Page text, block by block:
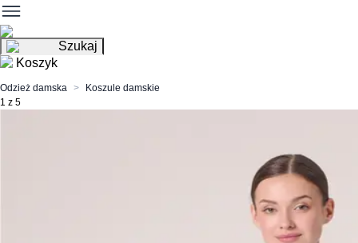
Szukaj
Koszyk
Odzież damska
Koszule damskie
1 z 5